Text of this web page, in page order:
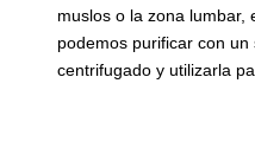
muslos o la zona lumbar,
podemos purificar con
centrifugado y utilizarla